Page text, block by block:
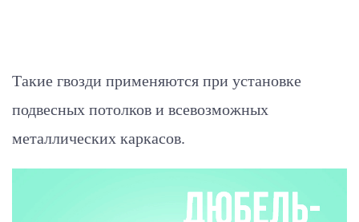
Такие гвозди применяются при установке
подвесных потолков и всевозможных
металлических каркасов.